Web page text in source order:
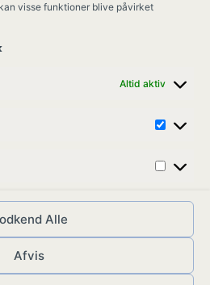
visse funktioner blive påvirket
Altid aktiv
Alle
Afvis
Allieret– din partner i